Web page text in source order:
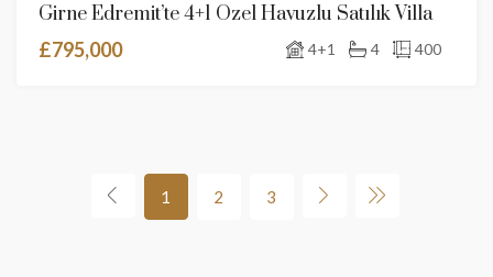
Girne Edremit’te 4+1 Özel Havuzlu Satılık Villa
£795,000
4+1 4 400
1 2 3